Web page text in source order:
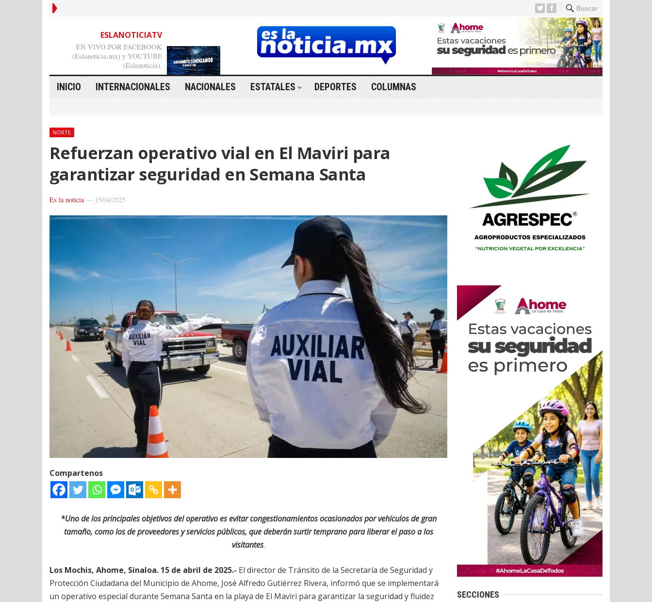
Buscar
ESLANOTICIATV
EN VIVO POR FACEBOOK
(Eslanoticia.mx) y YOUTUBE
(Eslanoticia).
INICIO INTERNACIONALES NACIONALES ESTATALES DEPORTES COLUMNAS
NORTE
Refuerzan operativo vial en El Maviri para
garantizar seguridad en Semana Santa
Es la noticia— 15/04/2025
Compartenos
*Uno de los principales objetivos del operativo es evitar congestionamientos ocasionados por vehículos de gran
tamaño, como los de proveedores y servicios públicos, que deberán surtir temprano para liberar el paso a los
visitantes.
Los Mochis, Ahome, Sinaloa. 15 de abril de 2025.- El director de Tránsito de la Secretaría de Seguridad y
Protección Ciudadana del Municipio de Ahome, José Alfredo Gutiérrez Rivera, informó que se implementará
un operativo especial durante Semana Santa en la playa de El Maviri para garantizar la seguridad y fluidez
SECCIONES